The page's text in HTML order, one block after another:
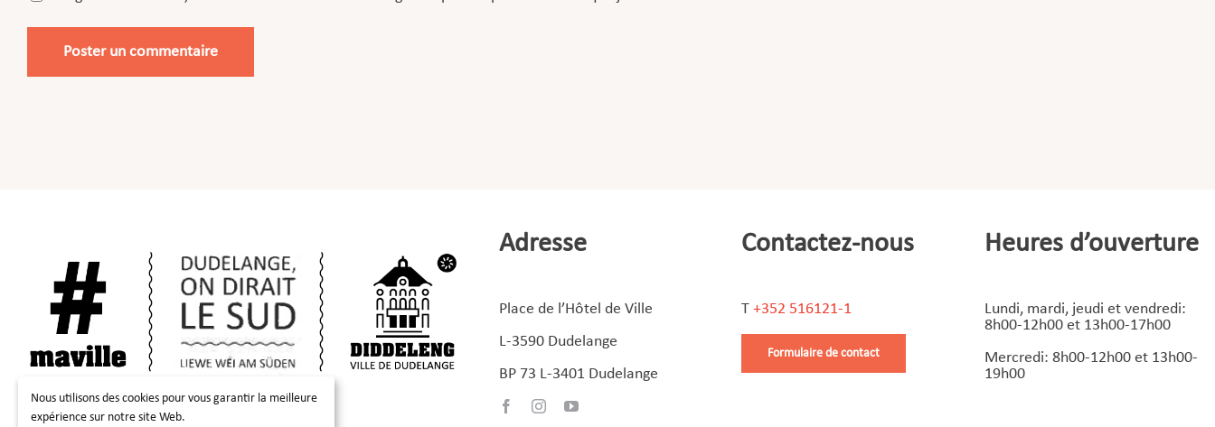
Nous utilisons des cookies pour vous garantir la meilleure
expérience sur notre site Web.
Adresse
Place de l’Hôtel de Ville
L-3590 Dudelange
BP 73 L-3401 Dudelange
Contactez-nous
T+352 516121-1
Formulaire de contact
Heures d’ouverture
Lundi, mardi, jeudi et vendredi:
8h00-12h00 et 13h00-17h00
Mercredi: 8h00-12h00 et 13h00-
19h00